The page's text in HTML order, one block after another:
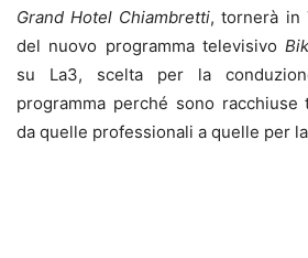
Grand Hotel Chiambretti, tornerà in
del nuovo programma televisivo
su La3, scelta per la
programma perché sono
da quelle professionali a quelle per